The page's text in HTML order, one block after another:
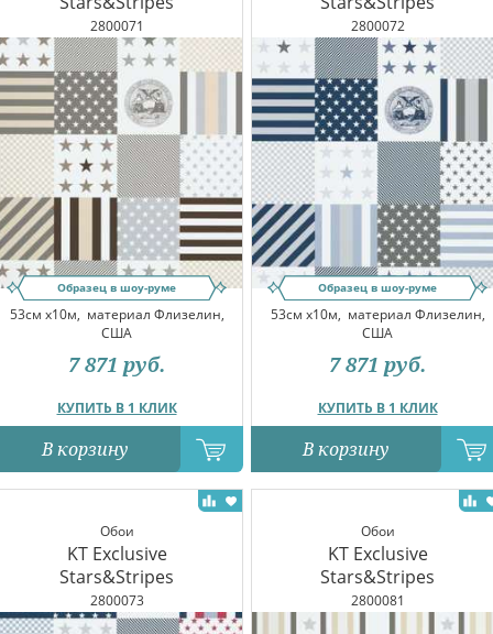
2800071
Образец в шоу-руме
53см x10м, материал Флизелин,
США
КУПИТЬ В 1 КЛИК
7 871 руб.
В корзину
2800072
Образец в шоу-руме
53см x10м, материал Флизелин,
США
КУПИТЬ В 1 КЛИК
7 871 руб.
В корзину
Обои
KT Exclusive
Stars&Stripes
2800073
Обои
KT Exclusive
Stars&Stripes
2800081